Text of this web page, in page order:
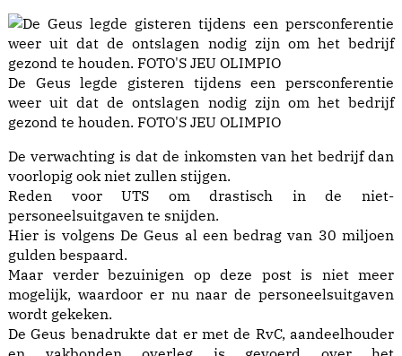
De Geus legde gisteren tijdens een persconferentie
weer uit dat de ontslagen nodig zijn om het bedrijf
gezond te houden. FOTO'S JEU OLIMPIO
De verwachting is dat de inkomsten van het bedrijf dan
voorlopig ook niet zullen stijgen.
Reden voor UTS om drastisch in de niet-
personeelsuitgaven te snijden.
Hier is volgens De Geus al een bedrag van 30 miljoen
gulden bespaard.
Maar verder bezuinigen op deze post is niet meer
mogelijk, waardoor er nu naar de personeelsuitgaven
wordt gekeken.
De Geus benadrukte dat er met de RvC, aandeelhouder